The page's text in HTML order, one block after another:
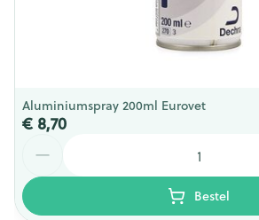
Aluminiumspray 200ml Eurovet
€ 8,70
Bestel